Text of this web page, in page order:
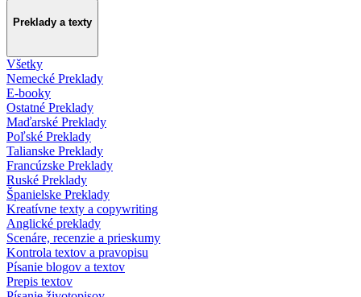
Preklady a texty
Všetky
Nemecké Preklady
E-booky
Ostatné Preklady
Maďarské Preklady
Poľské Preklady
Talianske Preklady
Francúzske Preklady
Ruské Preklady
Španielske Preklady
Kreatívne texty a copywriting
Anglické preklady
Scenáre, recenzie a prieskumy
Kontrola textov a pravopisu
Písanie blogov a textov
Prepis textov